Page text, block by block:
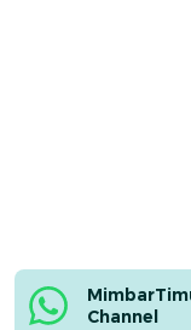
Channel